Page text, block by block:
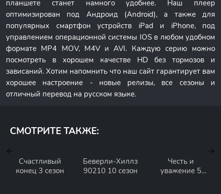
планшете станет намного удобнее. Наш плеер
оптимизирован под Андроид (Android), а также для
популярных смартфон устройств iPad и iPhone, под
управлением операционной системы IOS в любом удобном
формате MP4 MOV, M4V и AVI. Каждую серию можно
посмотреть в хорошем качестве HD без тормозов и
зависаний. Хотим напомнить что наш сайт гарантирует вам
хорошее настроение - новые релизы, все сезоны и
отличный перевод на русском языке.
СМОТРИТЕ ТАКЖЕ:
Счастливый
конец 3 сезон
Беверли-Хиллз
90210 10 сезон
Честь и
уважение 5